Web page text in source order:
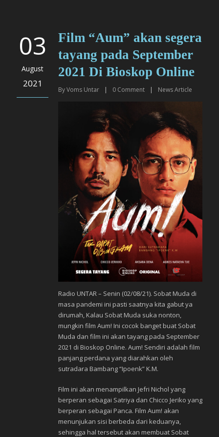
03
August
2021
Film “Aum” akan segera
tayang pada September
2021 Di Bioskop Online
ByVoms Untar | 0 Comment | News Article
Radio UNTAR – Senin (02/08/21). Sobat Muda di
masa pandemi ini pasti saatnya kita gabut ya
dirumah, Kalau Sobat Muda suka nonton,
mungkin film Aum! Ini cocok banget buat Sobat
Muda dan film ini akan tayang pada September
2021 di Bioskop Online. Aum! Sendiri adalah film
panjang perdana yang diarahkan oleh
sutradara Bambang “Ipoenk” K.M.
Film ini akan menampilkan Jefri Nichol yang
berperan sebagai Satriya dan Chicco Jeriko yang
berperan sebagai Panca. Film Aum! akan
menunjukan sisi berbeda dari keduanya,
sehingga hal tersebut akan membuat Sobat